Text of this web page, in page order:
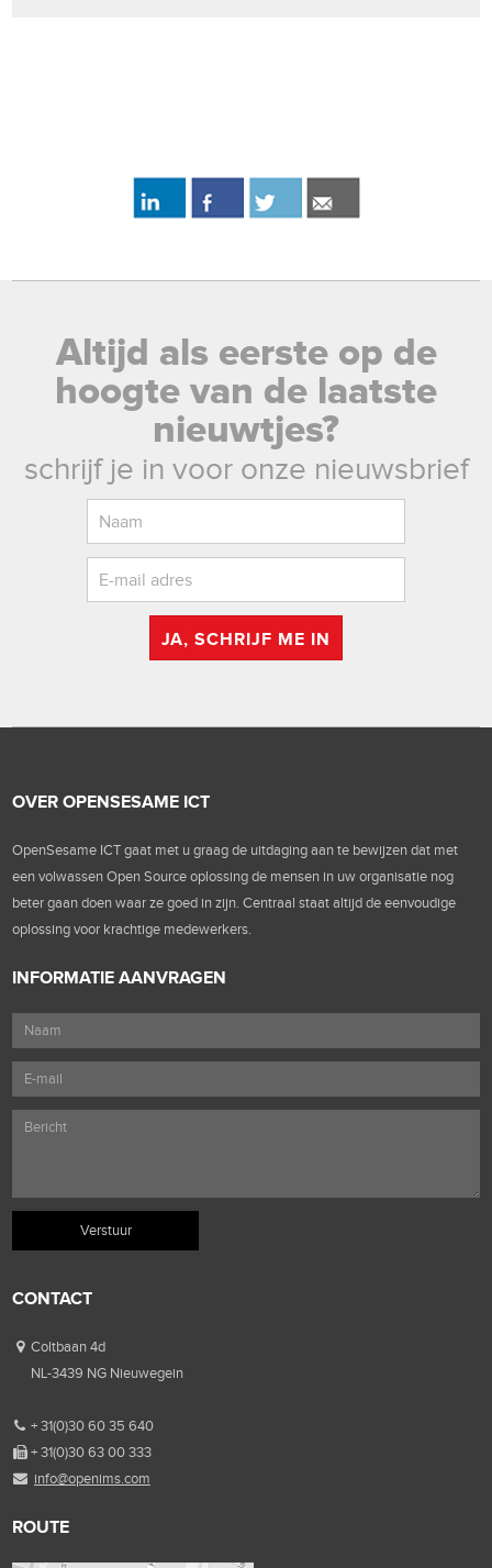
Altijd als eerste op de
hoogte van de laatste
nieuwtjes?
schrijf je in voor onze nieuwsbrief
JA, SCHRIJF ME IN
OVER OPENSESAME ICT
OpenSesame ICT gaat met u graag de uitdaging aan te bewijzen dat met
een volwassen Open Source oplossing de mensen in uw organisatie nog
beter gaan doen waar ze goed in zijn. Centraal staat altijd de eenvoudige
oplossing voor krachtige medewerkers.
INFORMATIE AANVRAGEN
CONTACT
Coltbaan 4d
NL-3439 NG Nieuwegein
+ 31(0)30 60 35 640
+ 31(0)30 63 00 333
info@openims.com
ROUTE